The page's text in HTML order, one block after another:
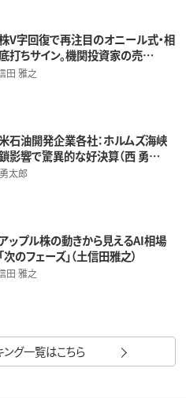
V字回復で再注目のオニール式・相
打ちサイン。機関投資家の売…
田 雅之
石油開発企業各社：ホルムズ海峡
影響で驚異的な好決算（西 勇…
太郎
ップル株の動きから見えるAI相場
次のフェーズ」（土信田雅之）
田 雅之
ング一覧はこちら